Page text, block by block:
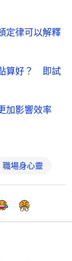
定律可以解釋
算好？ 即試
加影響效率
職場身心靈